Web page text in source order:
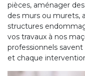
pièces, aménager
des murs ou murets,
structures
vos travaux à nos
professionnels
et chaque